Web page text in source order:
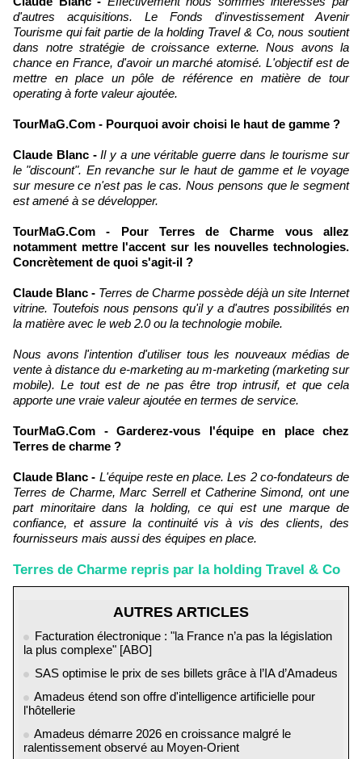
d'autres acquisitions. Le Fonds d'investissement Avenir
Tourisme qui fait partie de la holding Travel & Co, nous soutient
dans notre stratégie de croissance externe. Nous avons la
chance en France, d'avoir un marché atomisé. L'objectif est de
mettre en place un pôle de référence en matière de tour
operating à forte valeur ajoutée.
TourMaG.Com - Pourquoi avoir choisi le haut de gamme ?
Claude Blanc - Il y a une véritable guerre dans le tourisme sur
le "discount". En revanche sur le haut de gamme et le voyage
sur mesure ce n'est pas le cas. Nous pensons que le segment
est amené à se développer.
TourMaG.Com - Pour Terres de Charme vous allez
notamment mettre l'accent sur les nouvelles technologies.
Concrètement de quoi s'agit-il ?
Claude Blanc - Terres de Charme possède déjà un site Internet
vitrine. Toutefois nous pensons qu'il y a d'autres possibilités en
la matière avec le web 2.0 ou la technologie mobile.
Nous avons l'intention d'utiliser tous les nouveaux médias de
vente à distance du e-marketing au m-marketing (marketing sur
mobile). Le tout est de ne pas être trop intrusif, et que cela
apporte une vraie valeur ajoutée en termes de service.
TourMaG.Com - Garderez-vous l'équipe en place chez
Terres de charme ?
Claude Blanc - L'équipe reste en place. Les 2 co-fondateurs de
Terres de Charme, Marc Serrell et Catherine Simond, ont une
part minoritaire dans la holding, ce qui est une marque de
confiance, et assure la continuité vis à vis des clients, des
fournisseurs mais aussi des équipes en place.
Terres de Charme repris par la holding Travel & Co
AUTRES ARTICLES
Facturation électronique : "la France n’a pas la législation
la plus complexe" [ABO]
SAS optimise le prix de ses billets grâce à l’IA d’Amadeus
Amadeus étend son offre d'intelligence artificielle pour
l'hôtellerie
Amadeus démarre 2026 en croissance malgré le
ralentissement observé au Moyen-Orient